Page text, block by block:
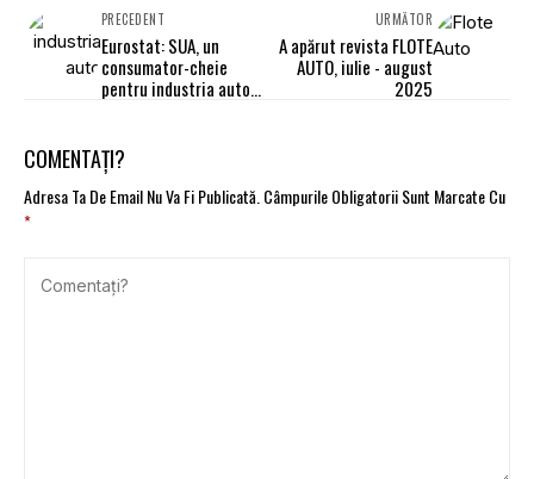
PRECEDENT
Eurostat: SUA, un
consumator-cheie
pentru industria auto
URMĂTOR
A apărut revista FLOTE
AUTO, iulie - august
2025
COMENTAȚI?
Adresa Ta De Email Nu Va Fi Publicată.Câmpurile Obligatorii Sunt Marcate Cu
*